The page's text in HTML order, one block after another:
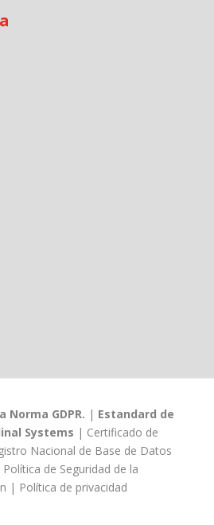
Norma GDPR. | Estandard de
Systems | Certificado de
Nacional de Base de Datos
Política de Seguridad de la
| Política de privacidad